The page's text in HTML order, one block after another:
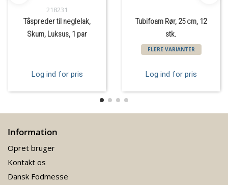
218231
Tåspreder til neglelak,
Skum, Luksus, 1 par
Log ind for pris
Tubifoam Rør, 25 cm, 12
stk.
FLERE VARIANTER
Log ind for pris
Information
Opret bruger
Kontakt os
Dansk Fodmesse